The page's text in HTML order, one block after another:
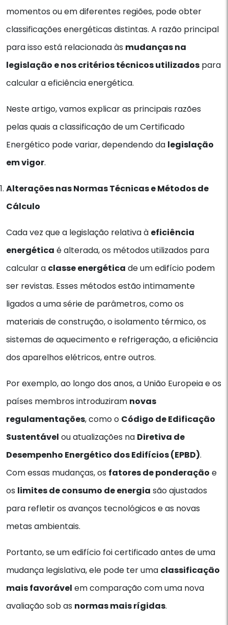
momentos ou em diferentes regiões, pode obter
classificações energéticas distintas. A razão principal
para isso está relacionada às mudanças na
legislação e nos critérios técnicos utilizados para
calcular a eficiência energética.
Neste artigo, vamos explicar as principais razões
pelas quais a classificação de um Certificado
Energético pode variar, dependendo da legislação
em vigor.
Alterações nas Normas Técnicas e Métodos de
Cálculo
Cada vez que a legislação relativa à eficiência
energética é alterada, os métodos utilizados para
calcular a classe energética de um edifício podem
ser revistas. Esses métodos estão intimamente
ligados a uma série de parâmetros, como os
materiais de construção, o isolamento térmico, os
sistemas de aquecimento e refrigeração, a eficiência
dos aparelhos elétricos, entre outros.
Por exemplo, ao longo dos anos, a União Europeia e os
países membros introduziram novas
regulamentações, como o Código de Edificação
Sustentável ou atualizações na Diretiva de
Desempenho Energético dos Edifícios (EPBD).
Com essas mudanças, os fatores de ponderação e
os limites de consumo de energia são ajustados
para refletir os avanços tecnológicos e as novas
metas ambientais.
Portanto, se um edifício foi certificado antes de uma
mudança legislativa, ele pode ter uma classificação
mais favorável em comparação com uma nova
avaliação sob as normas mais rígidas.